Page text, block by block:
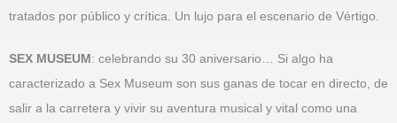
tratados por público y crítica. Un lujo para el escenario de Vértigo.
SEX MUSEUM: celebrando su 30 aniversario… Si algo ha
caracterizado a Sex Museum son sus ganas de tocar en directo, de
salir a la carretera y vivir su aventura musical y vital como una